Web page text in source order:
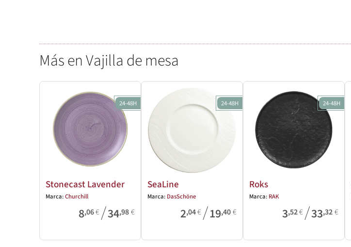
Más en Vajilla de mesa
24-48H
Stonecast Lavender
Marca:Churchill
8,06€/34,98€
24-48H
SeaLine
Marca: DasSchöne
2,04€/19,40€
24-48H
Roks
Marca: RAK
3,52€/33,32€